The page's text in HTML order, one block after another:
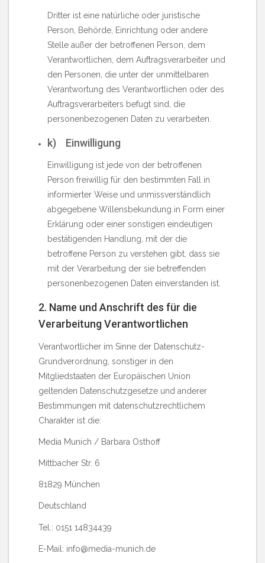
Dritter ist eine natürliche oder juristische
Person, Behörde, Einrichtung oder andere
Stelle außer der betroffenen Person, dem
Verantwortlichen, dem Auftragsverarbeiter und
den Personen, die unter der unmittelbaren
Verantwortung des Verantwortlichen oder des
Auftragsverarbeiters befugt sind, die
personenbezogenen Daten zu verarbeiten.
k) Einwilligung
Einwilligung ist jede von der betroffenen
Person freiwillig für den bestimmten Fall in
informierter Weise und unmissverständlich
abgegebene Willensbekundung in Form einer
Erklärung oder einer sonstigen eindeutigen
bestätigenden Handlung, mit der die
betroffene Person zu verstehen gibt, dass sie
mit der Verarbeitung der sie betreffenden
personenbezogenen Daten einverstanden ist.
2. Name und Anschrift des für die
Verarbeitung Verantwortlichen
Verantwortlicher im Sinne der Datenschutz-
Grundverordnung, sonstiger in den
Mitgliedstaaten der Europäischen Union
geltenden Datenschutzgesetze und anderer
Bestimmungen mit datenschutzrechtlichem
Charakter ist die:
Media Munich / Barbara Osthoff
Mittbacher Str. 6
81829 München
Deutschland
Tel.: 0151 14834439
E-Mail: info@media-munich.de